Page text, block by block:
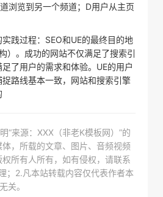
浏览到另一个频道；D用户从主页
践过程：SEO和UE的最终目的地
）。成功的网站不仅满足了搜索引
了用户的需求和体验。UE的用户
路线基本一致，网站和搜索引擎
“来源：XXX（非老K模板网）”的
，所载的文章、图片、音频视频
所有人所有，如有侵权，请联系
；2.凡本站转载内容仅代表作者本
关。